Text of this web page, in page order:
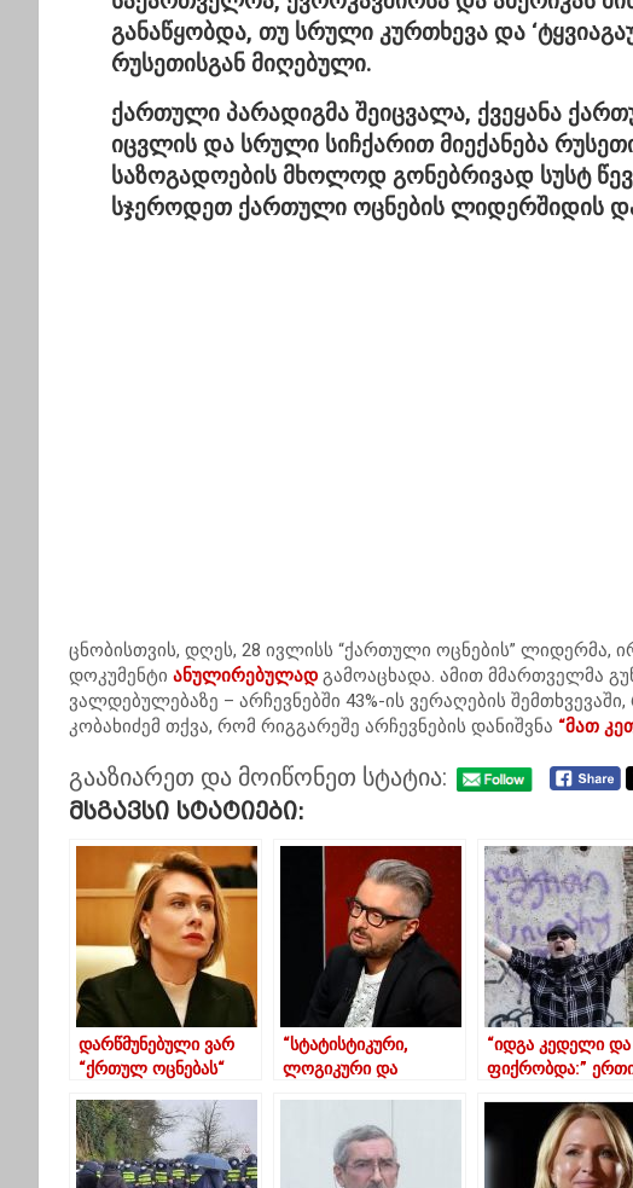
განაწყობდა, თუ სრული კურთხევა და
რუსეთისგან მიღებული.
ქართული პარადიგმა შეიცვალა, ქვეყანა
იცვლის და სრული სიჩქარით მიექანება
საზოგადოების მხოლოდ გონებრივად სუსტ
სჯეროდეთ ქართული ოცნების ლიდერშიდის
ცნობისთვის, დღეს, 28 ივლისს “ქართული ოცნების” ლიდერმა,
დოკუმენტი ანულირებულად გამოაცხადა. ამით მმართველმა
ვალდებულებაზე – არჩევნებში 43%-ის ვერაღების
კობახიძემ თქვა, რომ რიგგარეშე არჩევნების დანიშვნა “მათ
გააზიარეთ და მოიწონეთ სტატია:
Მსგავსი Სტატიები:
დარწმუნებული ვარ
“ქრთულ ოცნებას“
უმრავლესობის
მხარდაჭერა ექნება-
წილოსანი
“სტატისტიკური,
ლოგიკური და
გვარამია NDI-ის
კვლევის შედეგებზე
“იდგა კედელი და
ფიქრობდა:”
გამოხმაურება
უცნობის აქციას